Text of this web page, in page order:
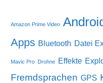
Amazon Prime Video
Apps Bluetooth Datei
Mavic Pro Drohne Effekte
Fremdsprachen GPS